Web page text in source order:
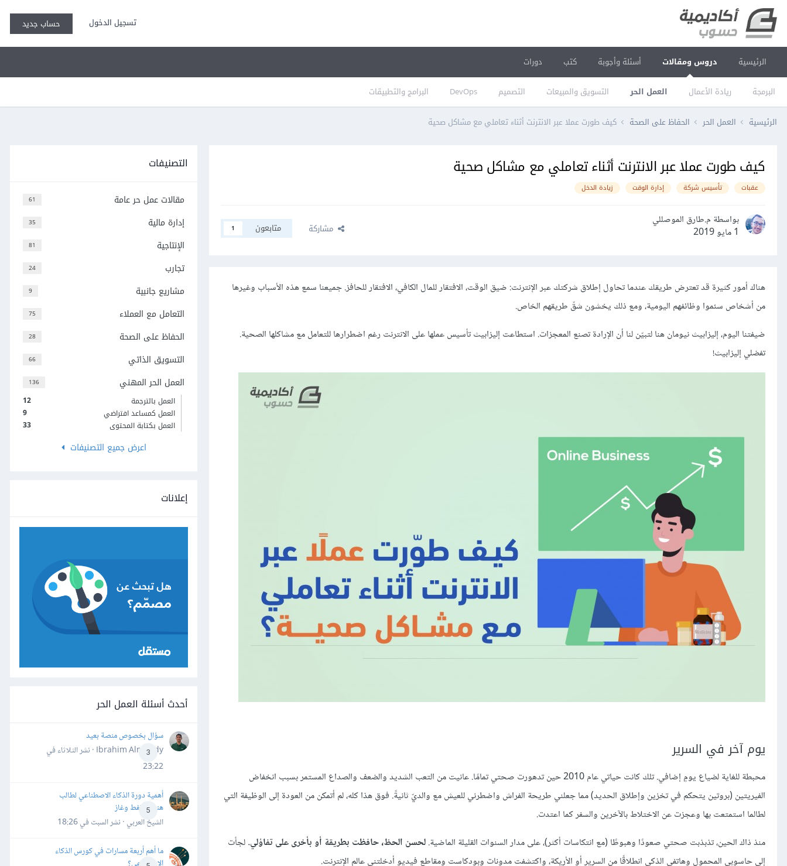
تسجيل الدخول حساب جديد
الرئيسية دروس ومقالات
البرمجة ريادة الأعمال العمل الحر التسويق والمبيعات التصميم DevOps البرامج والتطبيقات
أسئلة وأجوبة كتب دورات
الرئيسية العمل الحر الحفاظ على الصحة كيف طورت عملا عبر الانترنت أثناء تعاملي مع مشاكل صحية
كيف طورت عملا عبر الانترنت أثناء تعاملي مع مشاكل صحية
عقبات تأسيس شركة إدارة الوقت زيادة الدخل
بواسطة م.طارق الموصللي
1 مايو 2019
مشاركة متابعون 1
هناك أمور كثيرة قد تعترض طريقك عندما تحاول إطلاق شركتك عبر الإنترنت: ضيق الوقت، الافتقار للمال الكافي، الافتقار للحافز. جميعنا سمع هذه الأسباب وغيرها
من أشخاص سئموا وظائفهم اليومية، ومع ذلك يخشون شقّ طريقهم الخاص.
ضيفتنا اليوم، إليزابيث نيومان هنا لتبيّن لنا أن الإرادة تصنع المعجزات. استطاعت إليزابيث تأسيس عملها على الانترنت رغم اضطرارها للتعامل مع مشاكلها الصحية.
تفضلي إليزابيث!
يوم آخر في السرير
محبطة للغاية لضياع يومٍ إضافي. تلك كانت حياتي عام 2010 حين تدهورت صحتي تمامًا. عانيت من التعب الشديد والضعف والصداع المستمر بسبب انخفاض
الفيريتين (بروتين يتحكم في تخزين وإطلاق الحديد) مما جعلني طريحة الفراش واضطرني للعيش مع والديّ ثانيةً. فوق هذا كله، لم أتمكن من العودة إلى الوظيفة التي
لطالما استمتعت بها وعجزت عن الاختلاط بالآخرين والسفر كما اعتدت.
منذ ذاك الحين، تذبذبت صحتي صعودًا وهبوطًا (مع انتكاسات أكثر)، على مدار السنوات القليلة الماضية.لحسن الحظ، حافظت بطريقة أو بأخرى على تفاؤلي.لجأت
إلى حاسوبي المحمول وهاتفي الذكي انطلاقًا من السرير أو الأريكة، واكتشفت مدونات وبودكاست ومقاطع فيديو أدخلتني عالم الإنترنت.
التصنيفات
61 مقالات عمل حر عامة
35 إدارة مالية
81 الإنتاجية
24 تجارب
9 مشاريع جانبية
75 التعامل مع العملاء
28 الحفاظ على الصحة
66 التسويق الذاتي
136 العمل الحر المهني
12
العمل بالترجمة
9
العمل كمساعد افتراضي
33
العمل بكتابة المحتوى
اعرض جميع التصنيفات
إعلانات
أحدث أسئلة العمل الحر
3
سؤال بخصوص منصة بعيد
Ibrahim Almahdy · نشر
الثلاثاء في
23:22
5
أهمية دورة الذكاء الاصطناعي لطالب
هندسة نفط وغاز
الشيخ العربي · نشرالسبت في 18:26
ما أهم أربعة مسارات في كورس الذكاء